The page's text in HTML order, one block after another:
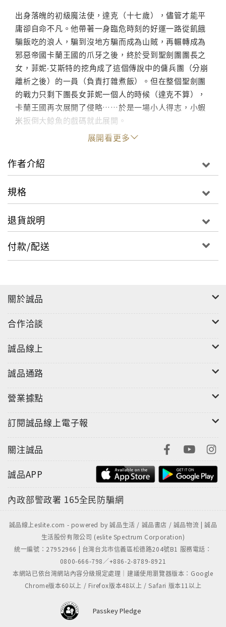
出身落魄的初級魔法使，達克（十七歲），儘管才能平
庸卻自命不凡。他帶著一身臨危時刻的好運一路從飢餓
騙飯吃的浪人，騙到沒地方騙而成為山賊，再輾轉成為
邪惡帝國卡蘭王國的爪牙之後，終於受到聖劍團團長之
女，菲妮‧艾斯特的挖角成了這個傳說中的傭兵團（分崩
離析之後）的一員（負責打雜煮飯）。但在整個聖劍團
的戰力只剩下團長女菲妮一個人的時候（達克不算），
卡蘭王國再次展開了侵略……於是一場小人得志，小蝦
米扳倒大鯨魚的戲碼就此展開。
展開看更多
作者介紹
規格
退貨說明
付款/配送
關於誠品
合作洽談
誠品線上
誠品通路
營業據點
訂閱誠品線上電子報
關注誠品
誠品APP
內政部警政署 165全民防騙網
誠品線上eslite.com - powered by 誠品生活 / 誠品書店 / 誠品物流 | 誠品
生活股份有限公司 (eslite Spectrum Corporation)
統一編號：27952966 | 台灣台北市信義區松德路204號B1 服務電話：
0800-666-798／+886-2-8789-8921
本網站已依台灣網站內容分級規定處理｜建議使用瀏覽器版本：Google
Chrome版本60以上 / Firefox版本48以上 / Safari 版本11以上
Passkey Pledge